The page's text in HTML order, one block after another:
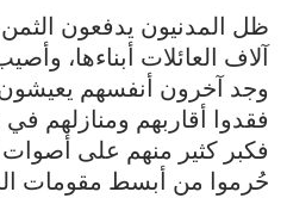
ظل المدنيون يدفعون
آلاف العائلات أبناءها،
وجد آخرون أنفسهم يعيشون
فقدوا أقاربهم ومنازلهم
فكبر كثير منهم على
حُرموا من أبسط مقومات